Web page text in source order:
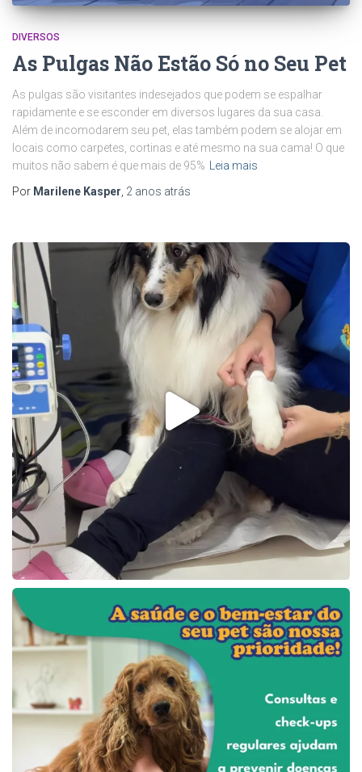
DIVERSOS
As Pulgas Não Estão Só no Seu Pet
As pulgas são visitantes indesejados que podem se espalhar
rapidamente e se esconder em diversos lugares da sua casa.
Além de incomodarem seu pet, elas também podem se alojar em
locais como carpetes, cortinas e até mesmo na sua cama! O que
muitos não sabem é que mais de 95%
Leia mais
Por Marilene Kasper 2 anos atrás